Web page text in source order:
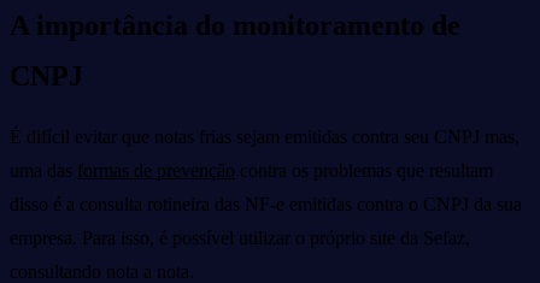
A importância do monitoramento de
CNPJ
É difícil evitar que notas frias sejam emitidas contra seu CNPJ mas,
uma das formas de prevenção contra os problemas que resultam
disso é a consulta rotineira das NF-e emitidas contra o CNPJ da sua
empresa. Para isso, é possível utilizar o próprio site da Sefaz,
consultando nota a nota.